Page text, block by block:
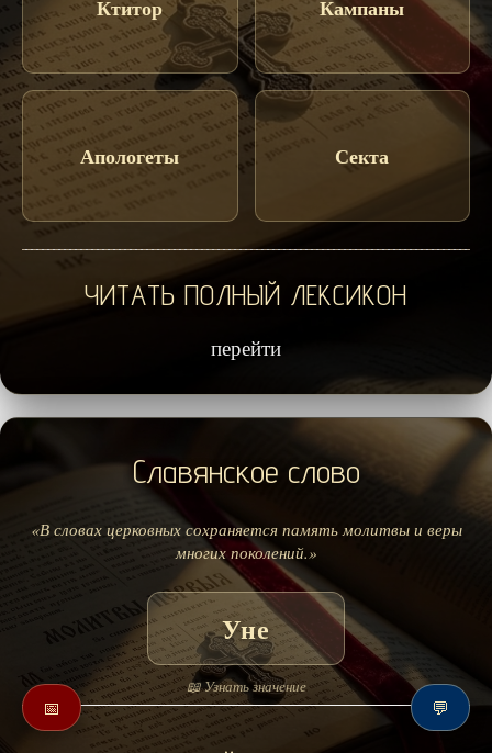
Ктитор Кампаны
Апологеты Секта
ЧИТАТЬ ПОЛНЫЙ ЛЕКСИКОН
перейти
Славянское слово
«В словах церковных сохраняется память молитвы и веры
многих поколений.»
Уне
📖 Узнать значение
📅 💬